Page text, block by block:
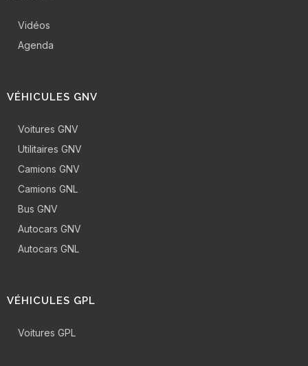
Vidéos
Agenda
VÉHICULES GNV
Voitures GNV
Utilitaires GNV
Camions GNV
Camions GNL
Bus GNV
Autocars GNV
Autocars GNL
VÉHICULES GPL
Voitures GPL